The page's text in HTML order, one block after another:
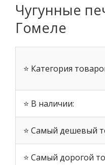
Чугунные
Гомеле
⭐ Категория
⭐ В наличии:
⭐ Самый дешевый
⭐ Самый дорогой